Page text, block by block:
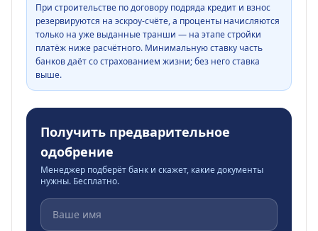
При строительстве по договору подряда кредит и взнос
резервируются на эскроу-счёте, а проценты начисляются
только на уже выданные транши — на этапе стройки
платёж ниже расчётного. Минимальную ставку часть
банков даёт со страхованием жизни; без него ставка
выше.
Получить предварительное
одобрение
Менеджер подберёт банк и скажет, какие документы
нужны. Бесплатно.